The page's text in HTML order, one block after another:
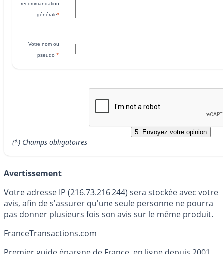
recommandation
générale*
Votre nom ou
pseudo *
(*) Champs obligatoires
Avertissement
Votre adresse IP (216.73.216.244) sera stockée avec votre
avis, afin de s'assurer qu'une seule personne ne pourra
pas donner plusieurs fois son avis sur le même produit.
FranceTransactions.com